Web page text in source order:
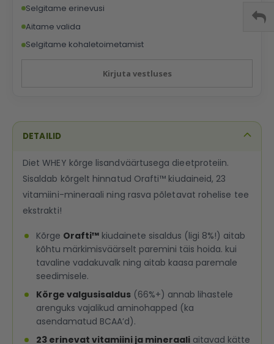
Selgitame erinevusi
Aitame valida
Selgitame kohaletoimetamist
Kirjuta vestluses
DETAILID
Diet WHEY kõrge lisandväärtusega dieetproteiin.
Sisaldab kõrgelt hinnatud Orafti™ kiudaineid, 23
vitamiini-mineraali ning rasva põletavat rohelise tee
ekstrakti!
Kõrge Orafti™ kiudainete sisaldus (ligi 8%!) aitab
kõhtu märkimisväärselt paremini täis hoida. kui
tavaline vadakuvalk ning aitab kaasa paremale
seedimisele.
Kõrge valgusisaldus (66%+) annab lihastele
arenguks vajalikud aminohapped (ka
asendamatud BCAA’d).
23 erinevat vitamiini ja mineraali aitavad kätte